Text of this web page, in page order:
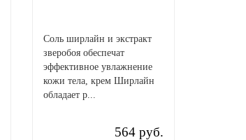
Соль ширлайн и экстракт
зверобоя обеспечат
эффективное увлажнение
кожи тела, крем Ширлайн
обладает р...
564 руб.